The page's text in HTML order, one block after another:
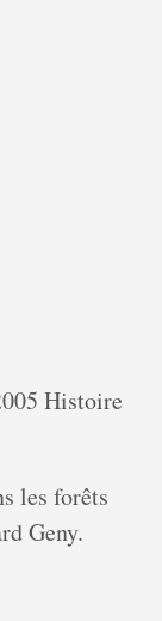
Histoire
les forêts
Geny.